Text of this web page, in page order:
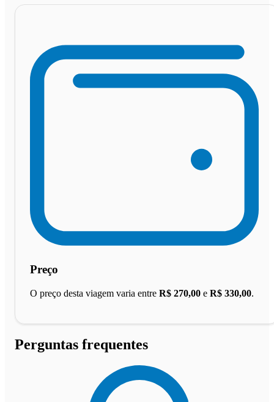
Preço
O preço desta viagem varia entre R$ 270,00 e R$ 330,00.
Perguntas frequentes